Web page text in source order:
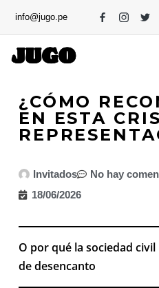
info@jugo.pe
¿CÓMO
EN ESTA
Invitados
No hay
18/06/2026
O por qué la sociedad
de desencanto